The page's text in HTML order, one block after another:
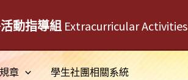
動指導組 Extracurricular Activities
章 學生社團相關系統